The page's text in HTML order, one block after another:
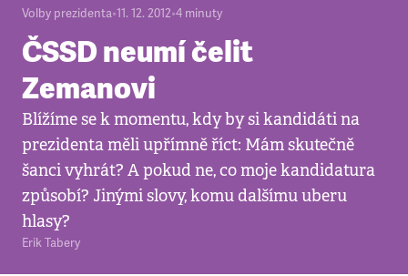
Volby prezidenta•11. 12. 2012•4 minuty
ČSSD neumí čelit
Zemanovi
Blížíme se k momentu, kdy by si kandidáti na
prezidenta měli upřímně říct: Mám skutečně
šanci vyhrát? A pokud ne, co moje kandidatura
způsobí? Jinými slovy, komu dalšímu uberu
hlasy?
Erik Tabery